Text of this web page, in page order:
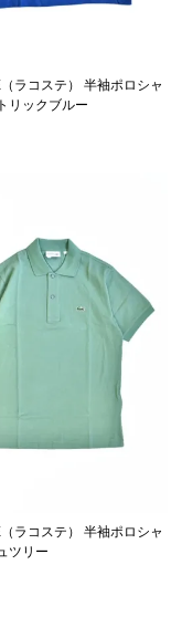
ラコステ） 半袖ポロシャ
リックブルー
ラコステ） 半袖ポロシャ
ツリー